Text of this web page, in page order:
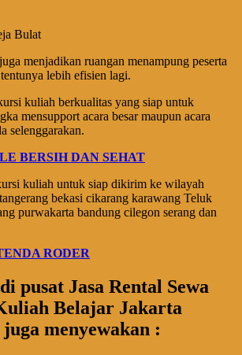
Bulat
menjadikan ruangan menampung peserta
lebih efisien lagi.
kuliah berkualitas yang siap untuk
mensupport acara besar maupun acara
selenggarakan.
BERSIH DAN SEHAT
kuliah untuk siap dikirim ke wilayah
bekasi cikarang karawang Teluk
purwakarta bandung cilegon serang dan
RODER
pusat Jasa Rental Sewa
Belajar Jakarta
menyewakan :